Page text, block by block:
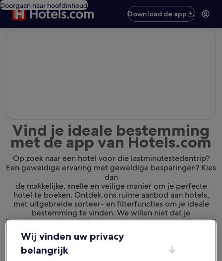
Doorgaan naar hoofdinhoud
Download de app
Vind je ideale bestemming
met de app van Hotels.com
Op zoek naar een hotel voor die lastminutestedentrip?
Een geweldige ervaring met geweldige besparingen? Kies
dan
de makkelijke, snelle en veilige manier om je perfecte
hotel te boeken. Ontdek ons ruime aanbod aan hotels,
met uitgebreide sorteer- en filterfuncties om je ideale
bestemming te vinden. We willen niet dat je
de plek waar je verblijft gewoon leuk vindt. We willen dat
je het geweldig vindt.
Beschikbaar voor iOS en Android
Wij vinden uw privacy
belangrijk